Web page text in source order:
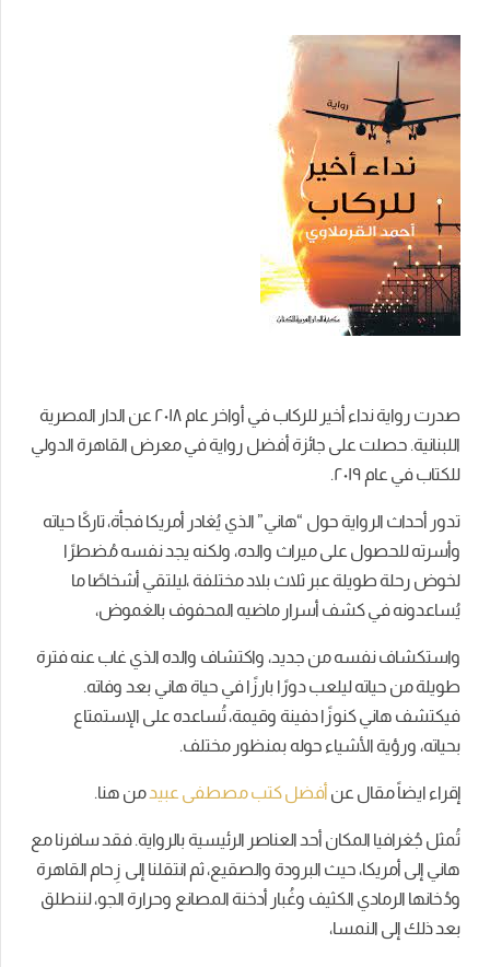
صدرت رواية نداء أخير للركاب في أواخر عام ٢۰١٨ عن الدار المصرية
اللبنانية. حصلت على جائزة أفضل رواية في معرض القاهرة الدولي
للكتاب في عام ٢۰١٩.
تدور أحداث الرواية حول “هاني” الذي يُغادر أمريكا فجأة، تاركًا حياته
وأسرته للحصول على ميراث والده، ولكنه يجد نفسه مُضطرًا
لخوض رحلة طويلة عبر ثلاث بلاد مختلفة ،ليلتقي أشخاصًا ما
يُساعدونه في كشف أسرار ماضيه المحفوف بالغموض،
واستكشاف نفسه من جديد، واكتشاف والده الذي غاب عنه فترة
طويلة من حياته ليلعب دورًا بارزًا في حياة هاني بعد وفاته.
فيكتشف هاني كنوزًا دفينة وقيمة، تُساعده على الإستمتاع
بحياته، ورؤية الأشياء حوله بمنظور مختلف.
إقراء ايضاً مقال عن أفضل كتب مصطفى عبيدمن هنا.
تُمثل جُغرافيا المكان أحد العناصر الرئيسية بالرواية. فقد سافرنا مع
هاني إلى أمريكا، حيث البرودة والصقيع، ثم انتقلنا إلى زِحام القاهرة
ودُخانها الرمادي الكثيف وغُبار أدخنة المصانع وحرارة الجو، لننطلق
بعد ذلك إلى النمسا،